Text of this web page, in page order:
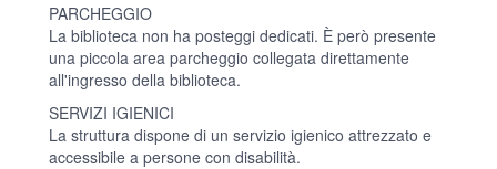
PARCHEGGIO
La biblioteca non ha posteggi dedicati. È però presente
una piccola area parcheggio collegata direttamente
all'ingresso della biblioteca.
SERVIZI IGIENICI
La struttura dispone di un servizio igienico attrezzato e
accessibile a persone con disabilità.